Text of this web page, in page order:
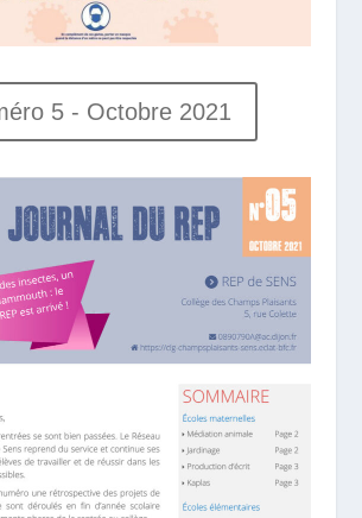
5 - Octobre 2021